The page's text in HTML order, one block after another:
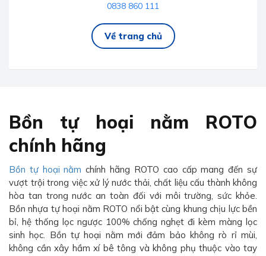
0838 860 111
Về trang chủ
Bồn tự hoại nằm ROTO
chính hãng
Bồn tự hoại nằm chính hãng ROTO cao cấp mang đến sự
vượt trội trong việc xử lý nước thải, chất liệu cấu thành không
hòa tan trong nước an toàn đối với môi trường, sức khỏe.
Bồn nhựa tự hoại nằm ROTO nổi bật cùng khung chịu lực bền
bỉ, hệ thống lọc ngược 100% chống nghẹt đi kèm màng lọc
sinh học. Bồn tự hoại nằm mới đảm bảo không rò rỉ mùi,
không cần xây hầm xí bê tông và không phụ thuộc vào tay